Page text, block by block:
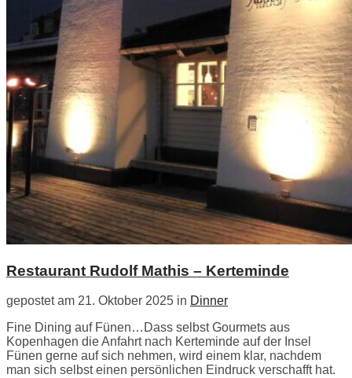
Restaurant Rudolf Mathis – Kerteminde
gepostet am 21. Oktober 2025 in Dinner
Fine Dining auf Fünen…Dass selbst Gourmets aus
Kopenhagen die Anfahrt nach Kerteminde auf der Insel
Fünen gerne auf sich nehmen, wird einem klar, nachdem
man sich selbst einen persönlichen Eindruck verschafft hat.